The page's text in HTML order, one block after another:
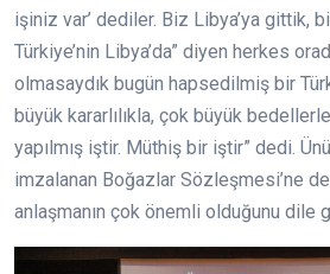
işiniz var’ dediler. Biz Libya’ya gittik,
Türkiye’nin Libya’da” diyen herkes
olmasaydık bugün hapsedilmiş bir
büyük kararlılıkla, çok büyük
yapılmış iştir. Müthiş bir iştir” dedi.
imzalanan Boğazlar Sözleşmesi’ne
anlaşmanın çok önemli olduğunu dile